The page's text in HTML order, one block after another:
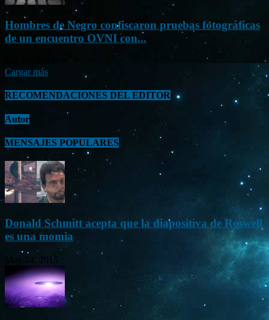
Hombres de Negro confiscaron pruebas fotográficas
de un encuentro OVNI con...
Cargar más
RECOMENDACIONES DEL EDITOR
Autor
MENSAJES POPULARES
Donald Schmitt acepta que la diapositiva de Roswell
es una momia
May 14, 2015